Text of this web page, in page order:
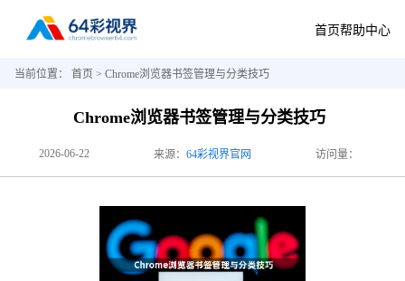
首页帮助中心
当前位置： 首页 > Chrome浏览器书签管理与分类技巧
Chrome浏览器书签管理与分类技巧
2026-06-22 来源： 64彩视界官网 访问量：